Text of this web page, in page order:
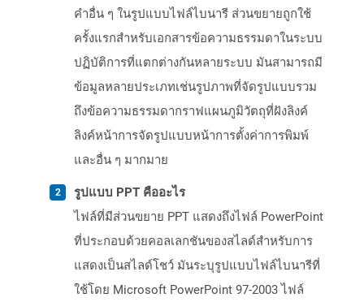
คำอื่น ๆ ในรูปแบบไฟล์ไบนารี ส่วนขยายถูกใช้
ครั้งแรกสำหรับเอกสารข้อความธรรมดาในระบบ
ปฏิบัติการที่แตกต่างกันหลายระบบ มันสามารถมี
ข้อมูลหลายประเภทเช่นรูปภาพที่จัดรูปแบบรวม
ถึงข้อความธรรมดากราฟแผนภูมิวัตถุที่ฝังลิงค์
ลิงค์หน้าการจัดรูปแบบหน้าการตั้งค่าการพิมพ์
และอื่น ๆ มากมาย
รูปแบบ PPT คืออะไร
ไฟล์ที่มีส่วนขยาย PPT แสดงถึงไฟล์ PowerPoint
ที่ประกอบด้วยคอลเลกชันของสไลด์สำหรับการ
แสดงเป็นสไลด์โชว์ มันระบุรูปแบบไฟล์ไบนารีที่
ใช้โดย Microsoft PowerPoint 97-2003 ไฟล์